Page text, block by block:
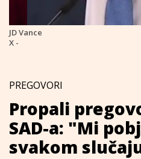
JD Vance
X -
PREGOVORI
Propali
SAD-a: "Mi
svakom